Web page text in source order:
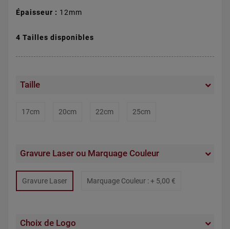
Épaisseur : 12mm
4 Tailles disponibles
Taille
17cm 20cm 22cm 25cm
Gravure Laser ou Marquage Couleur
Gravure Laser Marquage Couleur : + 5,00 €
Choix de Logo